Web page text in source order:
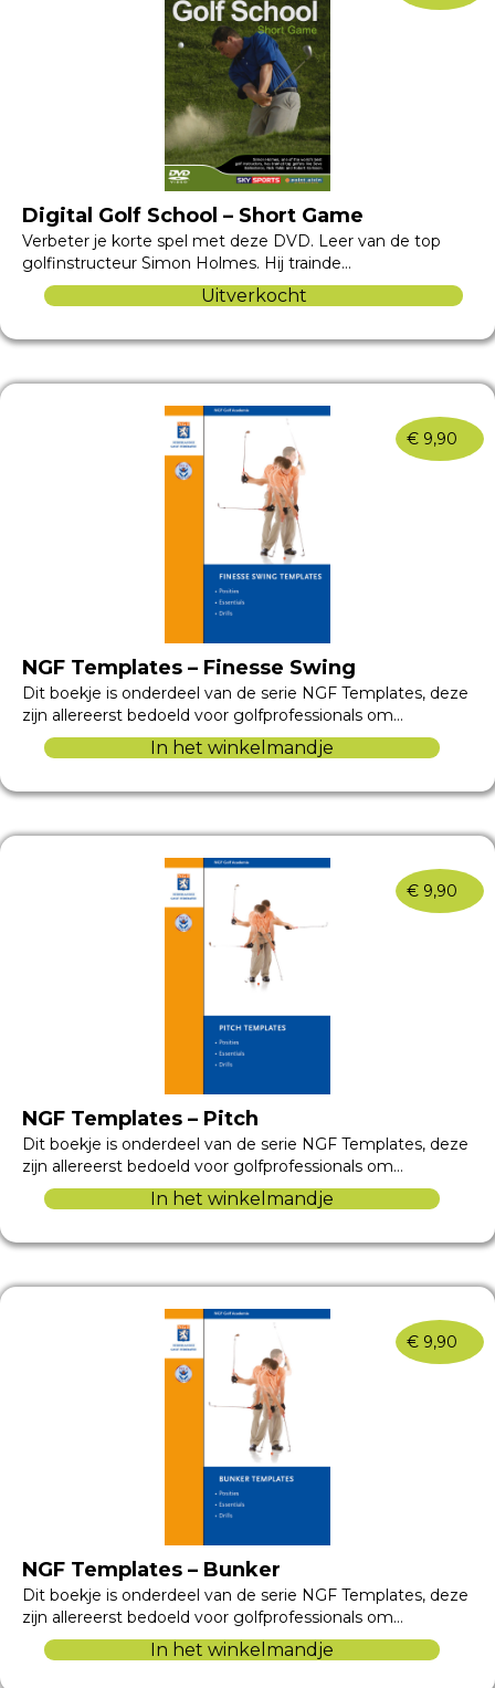
Digital Golf School – Short Game
Verbeter je korte spel met deze DVD. Leer van de top
golfinstructeur Simon Holmes. Hij trainde…
Uitverkocht
€ 9,90
NGF Templates – Finesse Swing
Dit boekje is onderdeel van de serie NGF Templates, deze
zijn allereerst bedoeld voor golfprofessionals om…
In het winkelmandje
€ 9,90
NGF Templates – Pitch
Dit boekje is onderdeel van de serie NGF Templates, deze
zijn allereerst bedoeld voor golfprofessionals om…
In het winkelmandje
€ 9,90
NGF Templates – Bunker
Dit boekje is onderdeel van de serie NGF Templates, deze
zijn allereerst bedoeld voor golfprofessionals om…
In het winkelmandje